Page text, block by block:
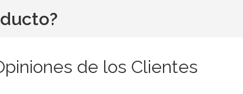
de los Clientes